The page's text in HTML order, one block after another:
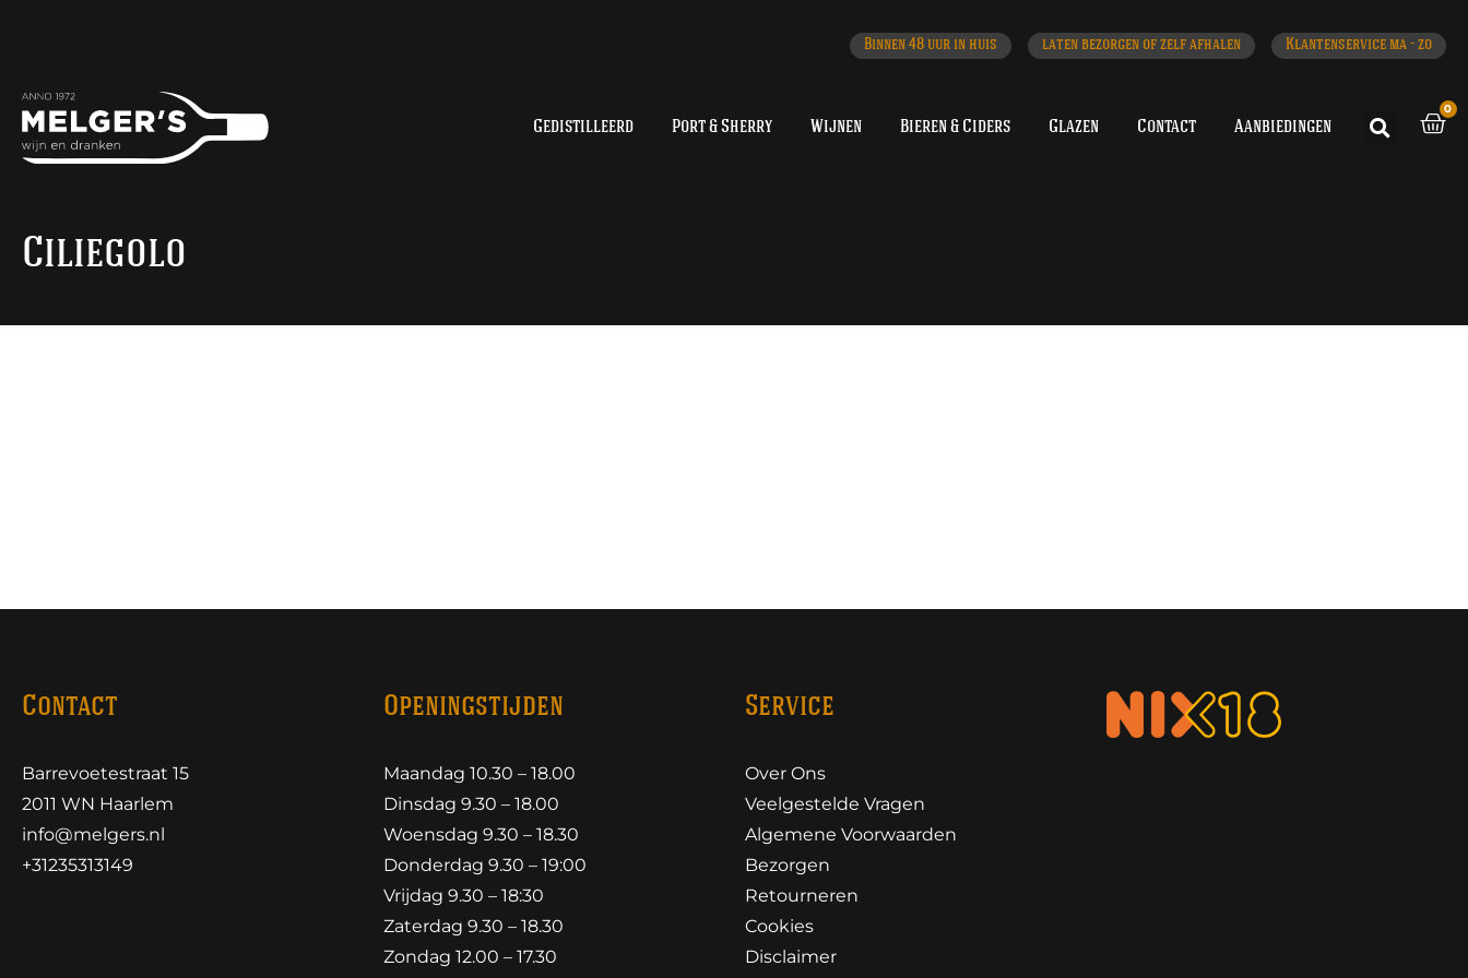
Binnen 48 uur in huis laten bezorgen of zelf afhalen Klantenservice ma - zo
Gedistilleerd Port & Sherry Wijnen Bieren & Ciders Glazen Contact Aanbiedingen
0
Ciliegolo
Contact
Barrevoetestraat 15
2011 WN Haarlem
info@melgers.nl
+31235313149
Openingstijden
Maandag 10.30 – 18.00
Dinsdag 9.30 – 18.00
Woensdag 9.30 – 18.30
Donderdag 9.30 – 19:00
Vrijdag 9.30 – 18:30
Zaterdag 9.30 – 18.30
Zondag 12.00 – 17.30
Service
Over Ons
Veelgestelde Vragen
Algemene Voorwaarden
Bezorgen
Retourneren
Cookies
Disclaimer